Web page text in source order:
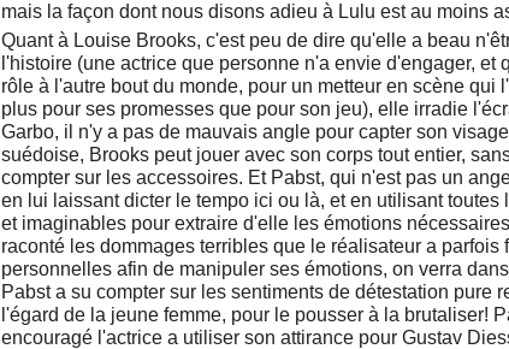
mais la façon dont nous disons adieu à Lulu est au moins
Quant à Louise Brooks, c'est peu de dire qu'elle a beau
l'histoire (une actrice que personne n'a envie d'engager, et
rôle à l'autre bout du monde, pour un metteur en scène qui
plus pour ses promesses que pour son jeu), elle irradie
Garbo, il n'y a pas de mauvais angle pour capter son
suédoise, Brooks peut jouer avec son corps tout entier,
compter sur les accessoires. Et Pabst, qui n'est pas un
en lui laissant dicter le tempo ici ou là, et en utilisant toutes
et imaginables pour extraire d'elle les émotions
raconté les dommages terribles que le réalisateur a parfois
personnelles afin de manipuler ses émotions, on verra
Pabst a su compter sur les sentiments de détestation pure
l'égard de la jeune femme, pour le pousser à la brutaliser!
encouragé l'actrice a utiliser son attirance pour Gustav